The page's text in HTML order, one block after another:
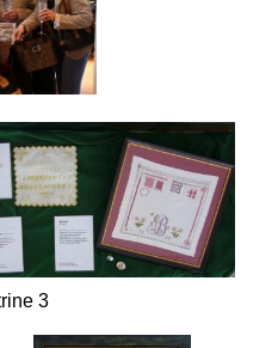
3